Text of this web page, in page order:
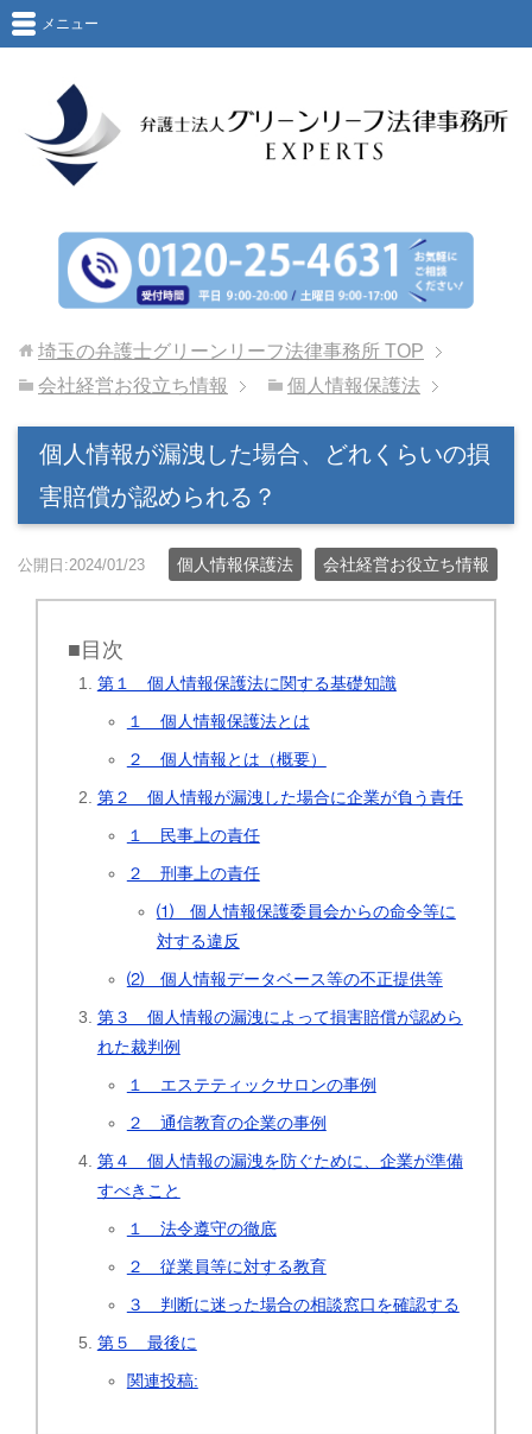
メニュー
埼玉の弁護士グリーンリーフ法律事務所 TOP
会社経営お役立ち情報
個人情報保護法
個人情報が漏洩した場合、どれくらいの損
害賠償が認められる？
公開日:2024/01/23 個人情報保護法 会社経営お役立ち情報
■目次
第１ 個人情報保護法に関する基礎知識
１ 個人情報保護法とは
２ 個人情報とは（概要）
第２ 個人情報が漏洩した場合に企業が負う責任
１ 民事上の責任
２ 刑事上の責任
⑴ 個人情報保護委員会からの命令等に
対する違反
⑵ 個人情報データベース等の不正提供等
第３ 個人情報の漏洩によって損害賠償が認めら
れた裁判例
１ エステティックサロンの事例
２ 通信教育の企業の事例
第４ 個人情報の漏洩を防ぐために、企業が準備
すべきこと
１ 法令遵守の徹底
２ 従業員等に対する教育
３ 判断に迷った場合の相談窓口を確認する
第５ 最後に
関連投稿: